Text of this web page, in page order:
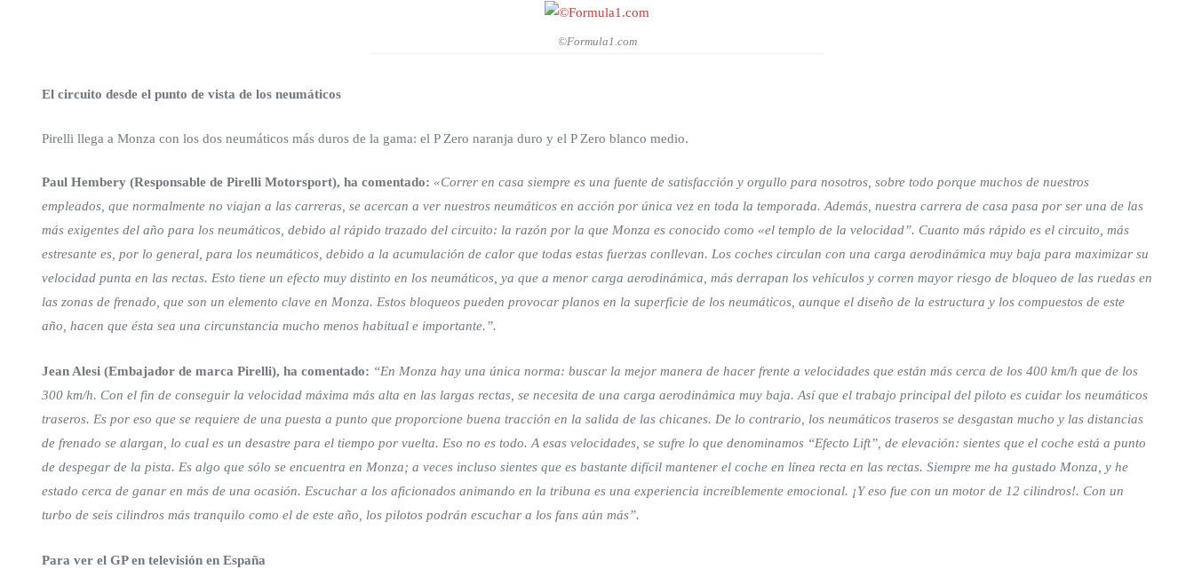
©Formula1.com
El circuito desde el punto de vista de los neumáticos
Pirelli llega a Monza con los dos neumáticos más duros de la gama: el P Zero naranja duro y el P Zero blanco medio.
Paul Hembery (Responsable de Pirelli Motorsport), ha comentado: «Correr en casa siempre es una fuente de satisfacción y orgullo para nosotros, sobre todo porque muchos de nuestros
empleados, que normalmente no viajan a las carreras, se acercan a ver nuestros neumáticos en acción por única vez en toda la temporada. Además, nuestra carrera de casa pasa por ser una de las
más exigentes del año para los neumáticos, debido al rápido trazado del circuito: la razón por la que Monza es conocido como «el templo de la velocidad”. Cuanto más rápido es el circuito, más
estresante es, por lo general, para los neumáticos, debido a la acumulación de calor que todas estas fuerzas conllevan. Los coches circulan con una carga aerodinámica muy baja para maximizar su
velocidad punta en las rectas. Esto tiene un efecto muy distinto en los neumáticos, ya que a menor carga aerodinámica, más derrapan los vehículos y corren mayor riesgo de bloqueo de las ruedas en
las zonas de frenado, que son un elemento clave en Monza. Estos bloqueos pueden provocar planos en la superficie de los neumáticos, aunque el diseño de la estructura y los compuestos de este
año, hacen que ésta sea una circunstancia mucho menos habitual e importante.”.
Jean Alesi (Embajador de marca Pirelli), ha comentado: “En Monza hay una única norma: buscar la mejor manera de hacer frente a velocidades que están más cerca de los 400 km/h que de los
300 km/h. Con el fin de conseguir la velocidad máxima más alta en las largas rectas, se necesita de una carga aerodinámica muy baja. Así que el trabajo principal del piloto es cuidar los neumáticos
traseros. Es por eso que se requiere de una puesta a punto que proporcione buena tracción en la salida de las chicanes. De lo contrario, los neumáticos traseros se desgastan mucho y las distancias
de frenado se alargan, lo cual es un desastre para el tiempo por vuelta. Eso no es todo. A esas velocidades, se sufre lo que denominamos “Efecto Lift”, de elevación: sientes que el coche está a punto
de despegar de la pista. Es algo que sólo se encuentra en Monza; a veces incluso sientes que es bastante difícil mantener el coche en línea recta en las rectas. Siempre me ha gustado Monza, y he
estado cerca de ganar en más de una ocasión. Escuchar a los aficionados animando en la tribuna es una experiencia increíblemente emocional. ¡Y eso fue con un motor de 12 cilindros!. Con un
turbo de seis cilindros más tranquilo como el de este año, los pilotos podrán escuchar a los fans aún más”.
Para ver el GP en televisión en España